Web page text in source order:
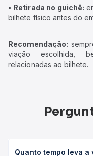
• Retirada no guichê:
bilhete físico antes do
Recomendação:
viação escolhida,
relacionadas ao bilhete.
Quanto tempo leva a